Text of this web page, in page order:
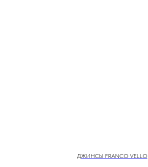
ДЖИНСЫ FRANCO VELLO